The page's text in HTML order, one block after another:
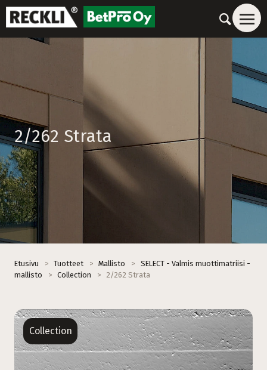
2/262 Strata
Etusivu > Tuotteet > Mallisto >
SELECT - Valmis muottimatriisi -
mallisto
> Collection > 2/262 Strata
Collection